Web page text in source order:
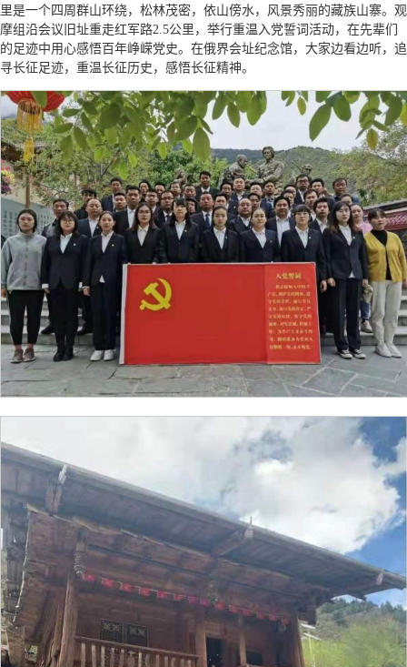
里是一个四周群山环绕，松林茂密，依山傍水，风景秀丽的藏族山寨。观
摩组沿会议旧址重走红军路2.5公里，举行重温入党誓词活动，在先辈们
的足迹中用心感悟百年峥嵘党史。在俄界会址纪念馆，大家边看边听，追
寻长征足迹，重温长征历史，感悟长征精神。